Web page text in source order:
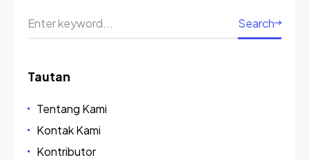
Search
Tautan
Tentang Kami
Kontak Kami
Kontributor